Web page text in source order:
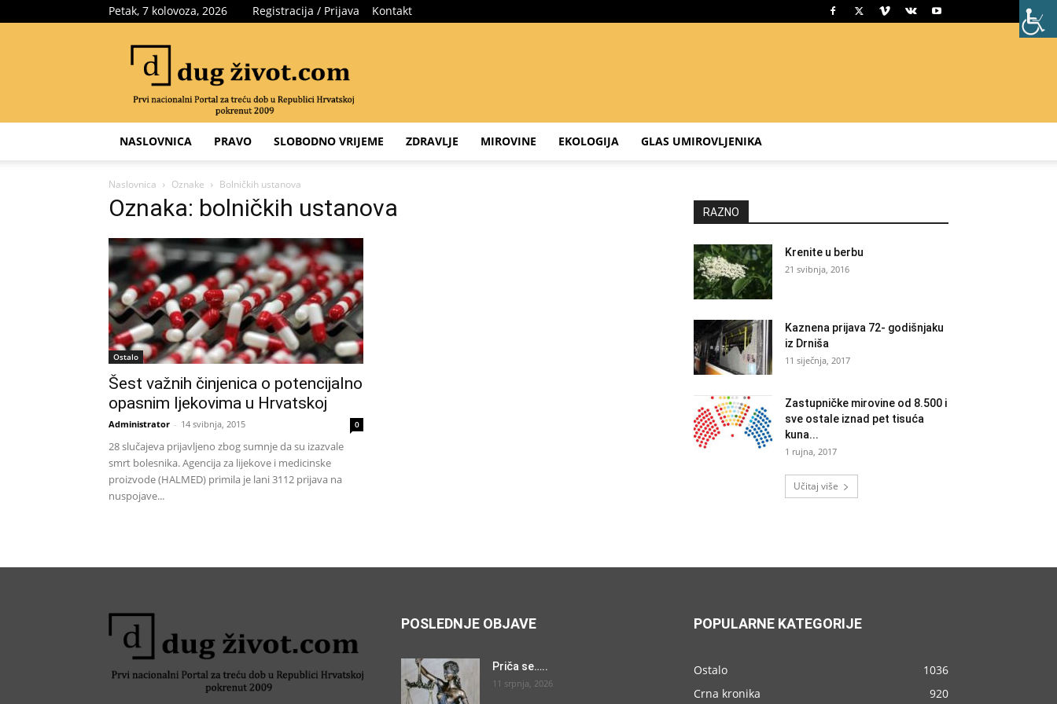
Petak, 7 kolovoza, 2026 Registracija / Prijava Kontakt
za
treću
dob
NASLOVNICA PRAVO SLOBODNO VRIJEME ZDRAVLJE MIROVINE EKOLOGIJA GLAS UMIROVLJENIKA
Naslovnica Oznake Bolničkih ustanova
Oznaka: bolničkih ustanova
Ostalo
Šest važnih činjenica o potencijalno
opasnim ljekovima u Hrvatskoj
Administrator - 14 svibnja, 2015 0
28 slučajeva prijavljeno zbog sumnje da su izazvale
smrt bolesnika. Agencija za lijekove i medicinske
proizvode (HALMED) primila je lani 3112 prijava na
nuspojave...
RAZNO
Krenite u berbu
21 svibnja, 2016
Kaznena prijava 72- godišnjaku
iz Drniša
11 siječnja, 2017
Zastupničke mirovine od 8.500 i
sve ostale iznad pet tisuća
kuna...
1 rujna, 2017
Učitaj više
POSLEDNJE OBJAVE
Priča se…..
11 srpnja, 2026
POPULARNE KATEGORIJE
Ostalo
1036
Crna kronika
920